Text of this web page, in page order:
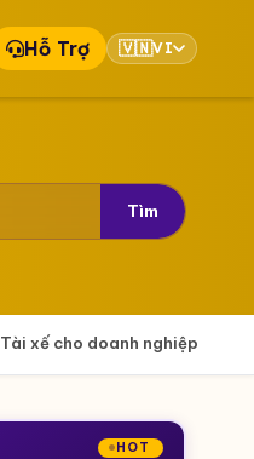
Hỗ Trợ 🇻🇳VI
Tìm
Tài xế cho doanh nghiệp
HOT